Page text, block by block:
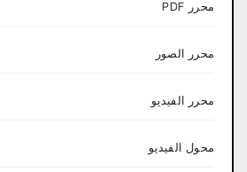
محرر PDF
محرر الصور
محرر الفيديو
محول الفيديو